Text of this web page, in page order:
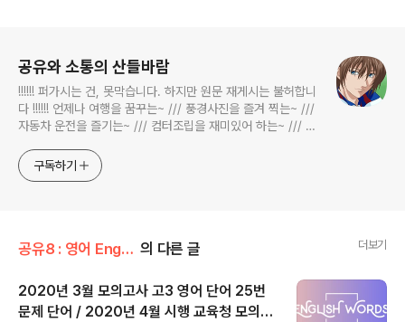
공유와 소통의 산들바람
!!!!!! 퍼가시는 건, 못막습니다. 하지만 원문 재게시는 불허합니
다 !!!!!! 언제나 여행을 꿈꾸는~ /// 풍경사진을 즐겨 찍는~ ///
자동차 운전을 즐기는~ /// 컴터조립을 재미있어 하는~ /// 고
식하는 미드가 있는~ /// 사회적 이슈에 발언하는~ 不老巨
구독하기
공유8 : 영어 English 의 다른 글 더보기
2020년 3월 모의고사 고3 영어 단어 25번
문제 단어 / 2020년 4월 시행 교육청 모의고